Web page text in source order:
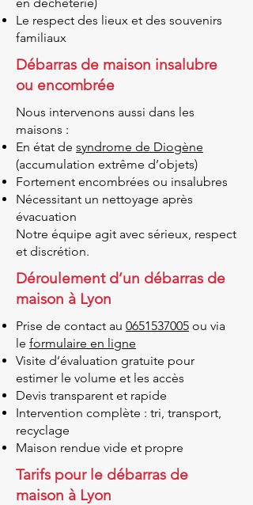
Le respect des lieux et des souvenirs
familiaux
Débarras de maison insalubre
ou encombrée
Nous intervenons aussi dans les
maisons :
En état de syndrome de Diogène
(accumulation extrême d’objets)
Fortement encombrées ou insalubres
Nécessitant un nettoyage après
évacuation
Notre équipe agit avec sérieux, respect
et discrétion.
Déroulement d’un débarras de
maison à Lyon
Prise de contact au 0651537005 ou via
le formulaire en ligne
Visite d’évaluation gratuite pour
estimer le volume et les accès
Devis transparent et rapide
Intervention complète : tri, transport,
recyclage
Maison rendue vide et propre
Tarifs pour le débarras de
maison à Lyon